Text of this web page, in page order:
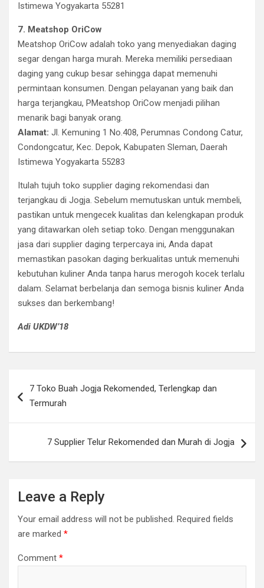
Istimewa Yogyakarta 55281
7. Meatshop OriCow
Meatshop OriCow adalah toko yang menyediakan daging
segar dengan harga murah. Mereka memiliki persediaan
daging yang cukup besar sehingga dapat memenuhi
permintaan konsumen. Dengan pelayanan yang baik dan
harga terjangkau, PMeatshop OriCow menjadi pilihan
menarik bagi banyak orang.
Alamat: Jl. Kemuning 1 No.408, Perumnas Condong Catur,
Condongcatur, Kec. Depok, Kabupaten Sleman, Daerah
Istimewa Yogyakarta 55283
Itulah tujuh toko supplier daging rekomendasi dan
terjangkau di Jogja. Sebelum memutuskan untuk membeli,
pastikan untuk mengecek kualitas dan kelengkapan produk
yang ditawarkan oleh setiap toko. Dengan menggunakan
jasa dari supplier daging terpercaya ini, Anda dapat
memastikan pasokan daging berkualitas untuk memenuhi
kebutuhan kuliner Anda tanpa harus merogoh kocek terlalu
dalam. Selamat berbelanja dan semoga bisnis kuliner Anda
sukses dan berkembang!
Adi UKDW’18
navigation
7 Toko Buah Jogja Rekomended, Terlengkap dan
Termurah
7 Supplier Telur Rekomended dan Murah di Jogja
Leave a Reply
Your email address will not be published. Required fields
are marked *
Comment *